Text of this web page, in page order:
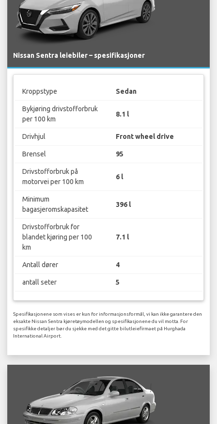
Nissan Sentra leiebiler – spesifikasjoner
Kroppstype Sedan
Bykjøring drivstofforbruk
per 100 km
8.1 l
Drivhjul Front wheel drive
Brensel 95
Drivstofforbruk på
motorvei per 100 km
6 l
Minimum
bagasjeromskapasitet
396 l
Drivstofforbruk for
blandet kjøring per 100
km
7.1 l
Antall dører 4
antall seter 5
Spesifikasjonene som vises er kun for informasjonsformål, vi kan ikke garantere den
eksakte Nissan Sentra kjøretøymodellen og spesifikasjonene du vil motta. For
spesifikke detaljer bør du sjekke med det gitte bilutleiefirmaet på Hurghada
International Airport.